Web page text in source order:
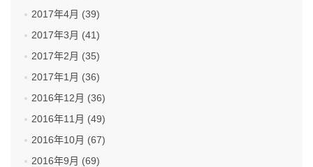
2017年4月 (39)
2017年3月 (41)
2017年2月 (35)
2017年1月 (36)
2016年12月 (36)
2016年11月 (49)
2016年10月 (67)
2016年9月 (69)